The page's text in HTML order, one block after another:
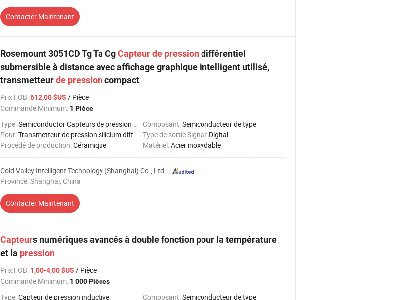
Contacter Maintenant
Rosemount 3051CD Tg Ta CgCapteurde pressiondifférentiel
submersible à distance avec affichage graphique intelligent utilisé,
transmetteurde pressioncompact
Prix FOB:612,00 $US / Pièce
Commande Minimum: 1 Pièce
Type:Semiconductor Capteurs de pression jauges de contrainte Composant:Semiconducteur de type
Pour:Transmetteur de pression silicium diffuse Type de sortie Signal: Digital
Procédé de production:Céramique Matériel:Acier inoxydable
Cold Valley Intelligent Technology (Shanghai) Co., Ltd.
Province: Shanghai, China
Contacter Maintenant
Capteurs numériques avancés à double fonction pour la température
et la pression
Prix FOB: 1,00-4,00 $US / Pièce
Commande Minimum: 1 000 Pièces
Type:Capteur de pression inductive Composant:Semiconducteur de type